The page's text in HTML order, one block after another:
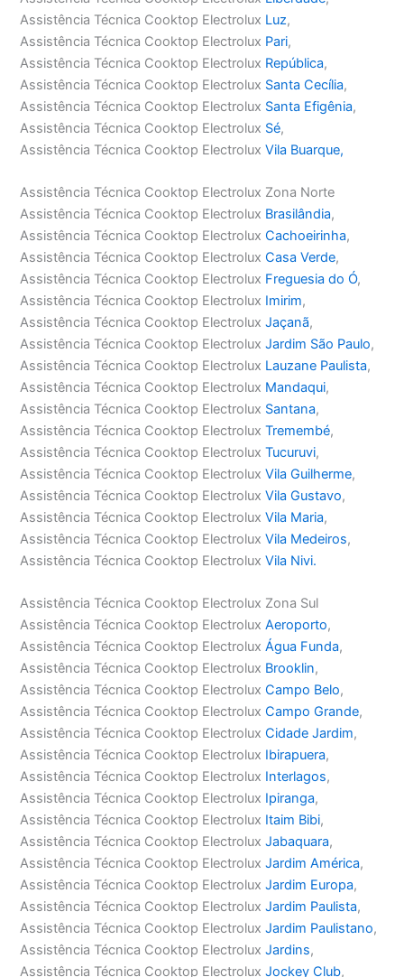
Assistência Técnica Cooktop Electrolux Luz,
Assistência Técnica Cooktop Electrolux Pari,
Assistência Técnica Cooktop Electrolux República,
Assistência Técnica Cooktop Electrolux Santa Cecília,
Assistência Técnica Cooktop Electrolux Santa Efigênia,
Assistência Técnica Cooktop Electrolux Sé,
Assistência Técnica Cooktop ElectroluxVila Buarque,
Assistência Técnica Cooktop Electrolux Zona Norte
Assistência Técnica Cooktop Electrolux Brasilândia,
Assistência Técnica Cooktop ElectroluxCachoeirinha,
Assistência Técnica Cooktop ElectroluxCasa Verde,
Assistência Técnica Cooktop Electrolux Freguesia do Ó,
Assistência Técnica Cooktop Electrolux Imirim,
Assistência Técnica Cooktop ElectroluxJaçanã,
Assistência Técnica Cooktop ElectroluxJardim São Paulo,
Assistência Técnica Cooktop Electrolux Lauzane Paulista,
Assistência Técnica Cooktop Electrolux Mandaqui,
Assistência Técnica Cooktop Electrolux Santana,
Assistência Técnica Cooktop ElectroluxTremembé,
Assistência Técnica Cooktop ElectroluxTucuruvi,
Assistência Técnica Cooktop ElectroluxVila Guilherme,
Assistência Técnica Cooktop ElectroluxVila Gustavo,
Assistência Técnica Cooktop ElectroluxVila Maria,
Assistência Técnica Cooktop ElectroluxVila Medeiros,
Assistência Técnica Cooktop ElectroluxVila Nivi.
Assistência Técnica Cooktop Electrolux Zona Sul
Assistência Técnica Cooktop ElectroluxAeroporto,
Assistência Técnica Cooktop ElectroluxÁgua Funda,
Assistência Técnica Cooktop Electrolux Brooklin,
Assistência Técnica Cooktop ElectroluxCampo Belo,
Assistência Técnica Cooktop ElectroluxCampo Grande,
Assistência Técnica Cooktop ElectroluxCidade Jardim,
Assistência Técnica Cooktop Electrolux Ibirapuera,
Assistência Técnica Cooktop Electrolux Interlagos,
Assistência Técnica Cooktop Electrolux Ipiranga,
Assistência Técnica Cooktop Electrolux Itaim Bibi,
Assistência Técnica Cooktop ElectroluxJabaquara,
Assistência Técnica Cooktop ElectroluxJardim América,
Assistência Técnica Cooktop ElectroluxJardim Europa,
Assistência Técnica Cooktop ElectroluxJardim Paulista,
Assistência Técnica Cooktop ElectroluxJardim Paulistano,
Assistência Técnica Cooktop ElectroluxJardins,
Assistência Técnica Cooktop ElectroluxJockey Club,